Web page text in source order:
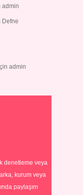
admin
Defne
admin
denetleme veya
kurum veya
paylaşım